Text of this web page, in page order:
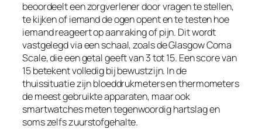
beoordeelt een zorgverlener door vragen te stellen,
te kijken of iemand de ogen opent en te testen hoe
iemand reageert op aanraking of pijn. Dit wordt
vastgelegd via een schaal, zoals de Glasgow Coma
Scale, die een getal geeft van 3 tot 15. Een score van
15 betekent volledig bij bewustzijn. In de
thuissituatie zijn bloeddrukmeters en thermometers
de meest gebruikte apparaten, maar ook
smartwatches meten tegenwoordig hartslag en
soms zelfs zuurstofgehalte.